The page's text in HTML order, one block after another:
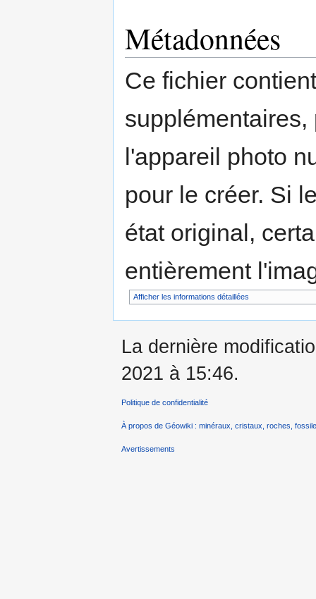
Métadonnées
Ce fichier
l'appareil photo
pour le créer. Si
état original,
entièrement
Afficher les informations détaillées
La dernière
2021 à 15:46.
Politique de confidentialité
À propos de Géowiki : minéraux, cristaux, roches,
Avertissements